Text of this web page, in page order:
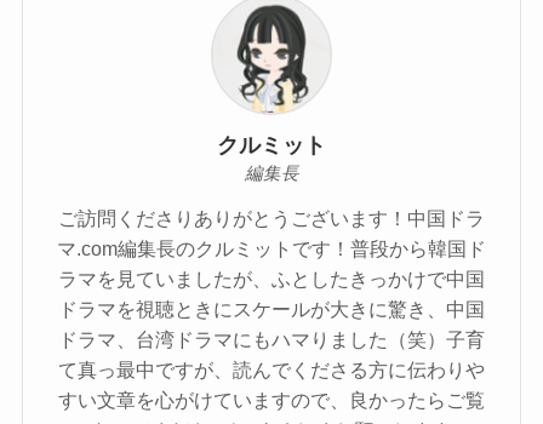
クルミット
編集長
ご訪問くださりありがとうございます！中国ドラ
マ.com編集長のクルミットです！普段から韓国ド
ラマを見ていましたが、ふとしたきっかけで中国
ドラマを視聴ときにスケールが大きに驚き、中国
ドラマ、台湾ドラマにもハマりました（笑）子育
て真っ最中ですが、読んでくださる方に伝わりや
すい文章を心がけていますので、良かったらご覧